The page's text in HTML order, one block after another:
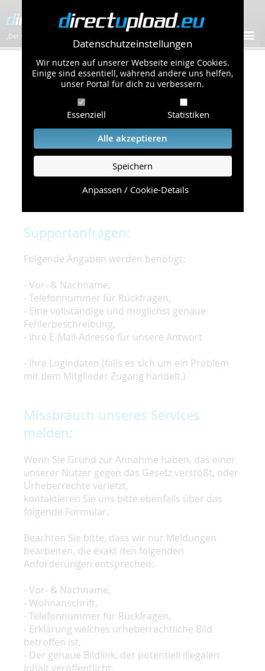
Datenschutzeinstellungen
Wir nutzen auf unserer Webseite einige Cookies.
Einige sind essentiell, während andere uns helfen,
unser Portal für dich zu verbessern.
Essenziell Statistiken
Alle akzeptieren
Speichern
Anpassen / Cookie-Details
„Der schnellste Bilder-Hoster im Web!”
Kontakt & Support
Um eine schnelle und unkomplizierte
Bearbeitung Ihres Problems zu gewährleisten,
bitten wir Sie,
folgende Punkte zu beachten und einzuhalten.
Die schnellste Hilfe finden Sie auf unserer
Seite, die die häufig gestellten Fragen
Supportanfragen:
Folgende Angaben werden benötigt:
- Vor- & Nachname,
- Telefonnummer für Rückfragen,
- Eine vollständige und möglichst genaue
Fehlerbeschreibung,
- Ihre E-Mail-Adresse für unsere Antwort
- Ihre Logindaten (falls es sich um ein Problem
mit dem Mitglieder Zugang handelt.)
Missbrauch unseres Services
melden:
Wenn Sie Grund zur Annahme haben, das einer
unserer Nutzer gegen das Gesetz verstößt, oder
Urheberrechte verletzt,
kontaktieren Sie uns bitte ebenfalls über das
folgende Formular.
Beachten Sie bitte, dass wir nur Meldungen
bearbeiten, die exakt den folgenden
Anforderungen entsprechen:
- Vor- & Nachname,
- Wohnanschrift,
- Telefonnummer für Rückfragen,
- Erklärung welches urheberrechtliche Bild
betroffen ist,
- Der genaue Bildlink, der potentiell illegalen
Inhalt veröffentlicht,